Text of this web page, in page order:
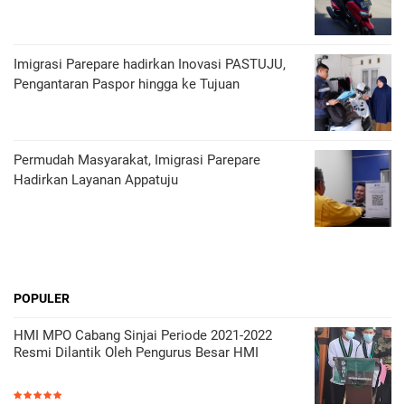
Imigrasi Parepare hadirkan Inovasi PASTUJU,
Pengantaran Paspor hingga ke Tujuan
Permudah Masyarakat, Imigrasi Parepare
Hadirkan Layanan Appatuju
POPULER
HMI MPO Cabang Sinjai Periode 2021-2022
Resmi Dilantik Oleh Pengurus Besar HMI